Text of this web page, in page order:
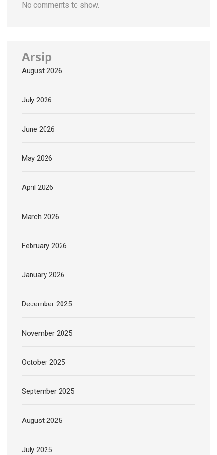
No comments to show.
Arsip
August 2026
July 2026
June 2026
May 2026
April 2026
March 2026
February 2026
January 2026
December 2025
November 2025
October 2025
September 2025
August 2025
July 2025